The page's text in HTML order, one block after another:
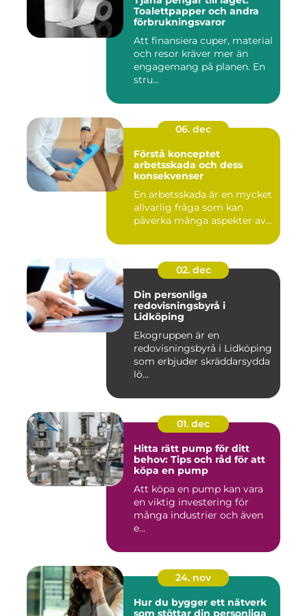
Toalettpapper och andra
förbrukningsvaror
Att finansiera cuper, material
och resor kräver mer än
engagemang på planen. En
stru...
06. dec
Förstå konceptet
arbetsskada och dess
konsekvenser
En arbetsskada är en mycket
allvarlig fråga som kan
påverka många aspekter av...
02. dec
Din personliga
redovisningsbyrå i
Lidköping
Ekogruppen är en
redovisningsbyrå i Lidköping
som erbjuder skräddarsydda
lö...
01. dec
Hitta rätt pump för ditt
behov: Tips och råd för att
köpa en pump
Att köpa en pump kan vara
en viktig investering för
många industrier och även
e...
24. nov
Hur du bygger ett nätverk
som stöttar din personliga